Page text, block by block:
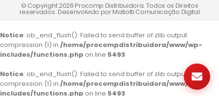
© Copyright 2026 Procomp Distribuidora. Todos os Direitos
reservados. Desenvolvido porMatiotti Comunicação Digital
Notice: ob_end_flush(): Failed to send buffer of zlib output
compression (1) in /home/procompdistribuidora/www/wp-
includes/functions.php on line 5493
Notice: ob_end_flush(): Failed to send buffer of zlib output
compression (1) in /home/procompdistribuidora/www/wp-
includes/functions.php on line 5493